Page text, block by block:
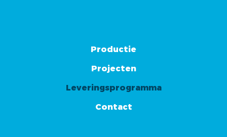
Productie
Projecten
Leveringsprogramma
Contact